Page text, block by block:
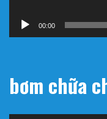
00:00
bơm chữa